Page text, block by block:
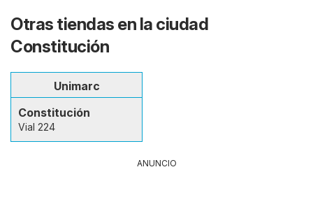
Otras tiendas en la ciudad
Constitución
Unimarc
Constitución
Vial 224
ANUNCIO